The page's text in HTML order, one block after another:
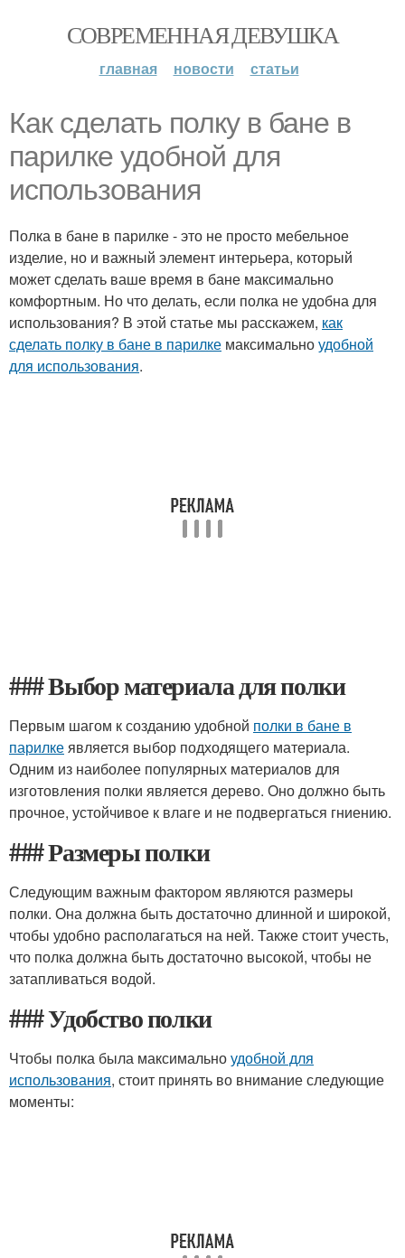
СОВРЕМЕННАЯ ДЕВУШКА
главная новости статьи
Как сделать полку в бане в
парилке удобной для
использования
Полка в бане в парилке - это не просто мебельное
изделие, но и важный элемент интерьера, который
может сделать ваше время в бане максимально
комфортным. Но что делать, если полка не удобна для
использования? В этой статье мы расскажем, как
сделать полку в бане в парилке максимальноудобной
для использования.
### Выбор материала для полки
Первым шагом к созданию удобной полки в бане в
парилкеявляется выбор подходящего материала.
Одним из наиболее популярных материалов для
изготовления полки является дерево. Оно должно быть
прочное, устойчивое к влаге и не подвергаться гниению.
### Размеры полки
Следующим важным фактором являются размеры
полки. Она должна быть достаточно длинной и широкой,
чтобы удобно располагаться на ней. Также стоит учесть,
что полка должна быть достаточно высокой, чтобы не
затапливаться водой.
### Удобство полки
Чтобы полка была максимальноудобной для
использования, стоит принять во внимание следующие
моменты: